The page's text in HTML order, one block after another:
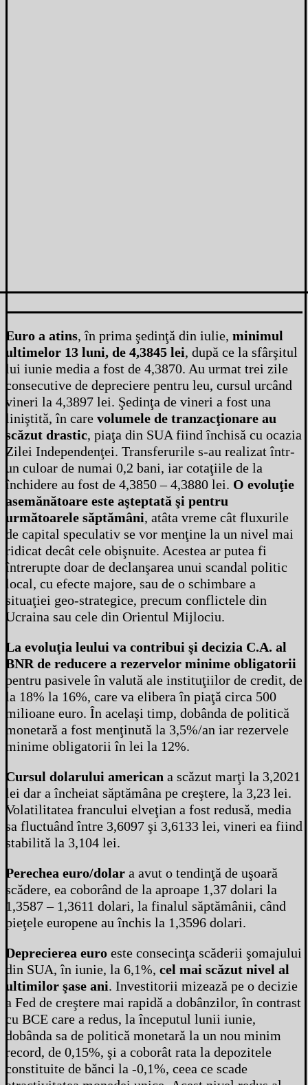
Euro a atins, în prima şedinţă din iulie, minimul
ultimelor 13 luni, de 4,3845 lei, după ce la sfârşitul
lui iunie media a fost de 4,3870. Au urmat trei zile
consecutive de depreciere pentru leu, cursul urcând
vineri la 4,3897 lei. Şedinţa de vineri a fost una
liniştită, în care volumele de tranzacţionare au
scăzut drastic, piaţa din SUA fiind închisă cu ocazia
Zilei Independenţei. Transferurile s-au realizat într-
un culoar de numai 0,2 bani, iar cotaţiile de la
închidere au fost de 4,3850 – 4,3880 lei. O evoluţie
asemănătoare este aşteptată şi pentru
următoarele săptămâni, atâta vreme cât fluxurile
de capital speculativ se vor menţine la un nivel mai
ridicat decât cele obişnuite. Acestea ar putea fi
întrerupte doar de declanşarea unui scandal politic
local, cu efecte majore, sau de o schimbare a
situaţiei geo-strategice, precum conflictele din
Ucraina sau cele din Orientul Mijlociu.
La evoluţia leului va contribui şi decizia C.A. al
BNR de reducere a rezervelor minime obligatorii
pentru pasivele în valută ale instituţiilor de credit, de
la 18% la 16%, care va elibera în piaţă circa 500
milioane euro. În acelaşi timp, dobânda de politică
monetară a fost menţinută la 3,5%/an iar rezervele
minime obligatorii în lei la 12%.
Cursul dolarului american a scăzut marţi la 3,2021
lei dar a încheiat săptămâna pe creştere, la 3,23 lei.
Volatilitatea francului elveţian a fost redusă, media
sa fluctuând între 3,6097 şi 3,6133 lei, vineri ea fiind
stabilită la 3,104 lei.
Perechea euro/dolar a avut o tendinţă de uşoară
scădere, ea coborând de la aproape 1,37 dolari la
1,3587 – 1,3611 dolari, la finalul săptămânii, când
pieţele europene au închis la 1,3596 dolari.
Deprecierea euro este consecinţa scăderii şomajului
din SUA, în iunie, la 6,1%, cel mai scăzut nivel al
ultimilor şase ani. Investitorii mizează pe o decizie
a Fed de creştere mai rapidă a dobânzilor, în contrast
cu BCE care a redus, la începutul lunii iunie,
dobânda sa de politică monetară la un nou minim
record, de 0,15%, şi a coborât rata la depozitele
constituite de bănci la -0,1%, ceea ce scade